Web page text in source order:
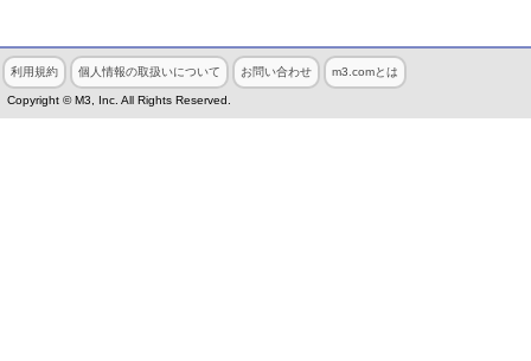
利用規約 個人情報の取扱いについて お問い合わせ m3.comとは
Copyright © M3, Inc. All Rights Reserved.